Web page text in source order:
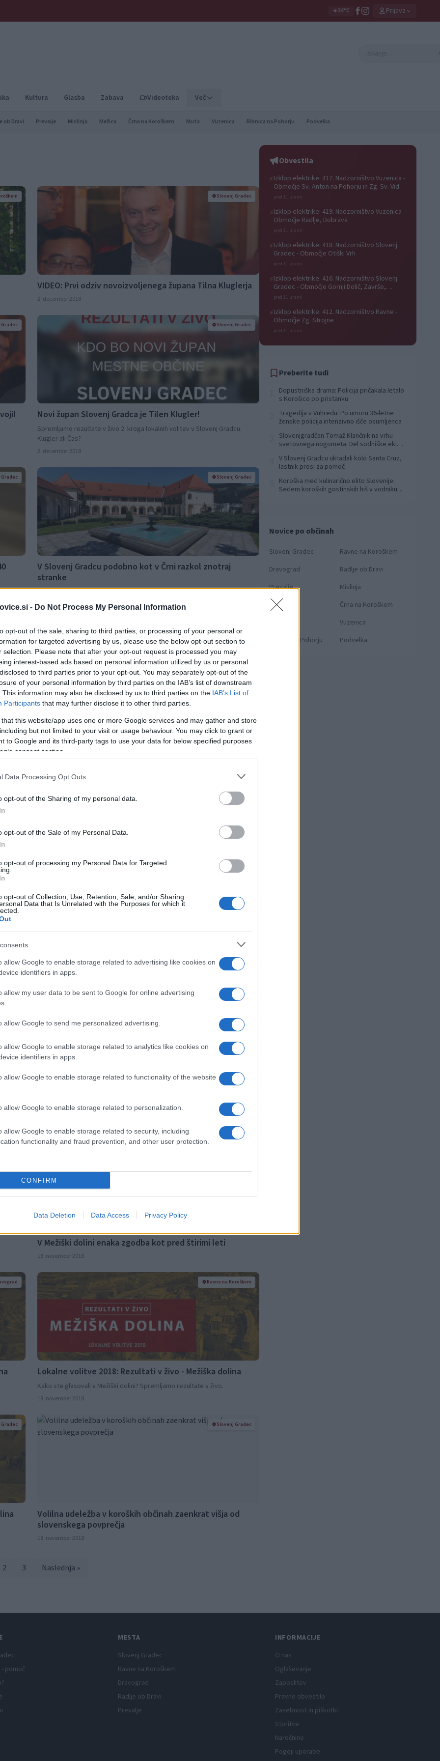
- Do Not Process My Personal Information
opt-out of the sale, sharing to third parties, or processing of your personal or
for targeted advertising by us, please use the below opt-out section to
selection. Please note that after your opt-out request is processed you may
interest-based ads based on personal information utilized by us or personal
to third parties prior to your opt-out. You may separately opt-out of the
of your personal information by third parties on the IAB’s list of downstream
This information may also be disclosed by us to third parties on the IAB’s List of
Participants that may further disclose it to other third parties.
that this website/app uses one or more Google services and may gather and store
but not limited to your visit or usage behaviour. You may click to grant or
to Google and its third-party tags to use your data for below specified purposes
consent section.
Data Processing Opt Outs
opt-out of the Sharing of my personal data.
opt-out of the Sale of my Personal Data.
opt-out of processing my Personal Data for Targeted
opt-out of Collection, Use, Retention, Sale, and/or Sharing
Data that Is Unrelated with the Purposes for which it
allow Google to enable storage related to advertising like cookies on
identifiers in apps.
allow my user data to be sent to Google for online advertising
allow Google to send me personalized advertising.
allow Google to enable storage related to analytics like cookies on
identifiers in apps.
allow Google to enable storage related to functionality of the website
allow Google to enable storage related to personalization.
allow Google to enable storage related to security, including
functionality and fraud prevention, and other user protection.
CONFIRM
Data Deletion Data Access Privacy Policy
☀️34°C Prijava
Kultura Glasba Zabava Videoteka Več
ob Dravi Prevalje Mislinja Mežica Črna na Koroškem Muta Vuzenica Ribnica na Pohorju Podvelka
Slovenj Gradec
VIDEO: Prvi odziv novoizvoljenega župana Tilna Kluglerja
2. december 2018
Slovenj Gradec
Novi župan Slovenj Gradca je Tilen Klugler!
Spremljamo rezultate v živo 2. kroga lokalnih volitev v Slovenj Gradcu.
Klugler ali Čas?
2. december 2018
Slovenj Gradec
V Slovenj Gradcu podobno kot v Črni razkol znotraj
stranke
30. november 2018
Prenos v živo: Finalno soočenje kandidatov za župana
Slovenj Gradca
28. november 2018
23. november 2018
Na Ravnah in na Prevaljah zmagovalni neodvisni listi
V Slovenj Gradcu drugi krog, v Mislinji brez sprememb
V Mežiški dolini enaka zgodba kot pred štirimi leti
18. november 2018
Ravne na Koroškem
Lokalne volitve 2018: Rezultati v živo - Mežiška dolina
Kako ste glasovali v Mežiški dolini? Spremljamo rezultate v živo.
18. november 2018
Slovenj Gradec
Volilna udeležba v koroških občinah zaenkrat višja od
slovenskega povprečja
18. november 2018
2 3 Naslednja »
Obvestila
⚡Izklop elektrike: 417. Nadzorništvo Vuzenica -
Območje Sv. Anton na Pohorju in Zg. Sv. Vid
pred 11 urami
⚡Izklop elektrike: 419. Nadzorništvo Vuzenica -
Območje Radlje, Dobrava
pred 11 urami
⚡Izklop elektrike: 418. Nadzorništvo Slovenj
Gradec - Območje Otiški Vrh
pred 11 urami
⚡Izklop elektrike: 416. Nadzorništvo Slovenj
Gradec - Območje Gornji Dolič, Završe,
Kozjak, Tolsti vrh pri Mislinji, Srednji Dolič,
pred 11 urami
⚡Izklop elektrike: 412. Nadzorništvo Ravne -
Območje Zg. Strojne
pred 11 urami
Preberite tudi
Dopustniška drama: Policija pričakala letalo
s Korošico po pristanku
Tragedija v Vuhredu: Po umoru 36-letne
ženske policija intenzivno išče osumljenca
Slovenjgradčan Tomaž Klančnik na vrhu
svetovnega nogometa: Del sodniške ekipe
V Slovenj Gradcu ukradali kolo Santa Cruz,
lastnik prosi za pomoč
Koroška med kulinarično elito Slovenije:
Sedem koroških gostinskih hiš v vodniku
Novice po občinah
Slovenj Gradec
Ravne na Koroškem
Dravograd
Radlje ob Dravi
Prevalje
Mislinja
Mežica
Črna na Koroškem
Vuzenica
Ribnica na Pohorju
Podvelka
pomoč
MESTA
Slovenj Gradec
Ravne na Koroškem
Dravograd
Radlje ob Dravi
Prevalje
INFORMACIJE
O nas
Oglaševanje
Zaposlitev
Pravno obvestilo
Zasebnost in piškotki
Storitve
Naročnine
Pogoji uporabe